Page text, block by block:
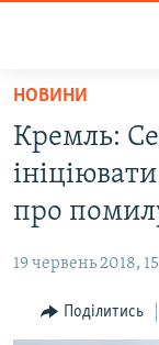
Перейти
основного
матеріалу
до
основної
навігації
Перейти
до
ВОДА.КРИМ
БЛОГИ
ПОГЛЯД
НОВИНИ
Кремль:
про
19 червень 2018,
Поділитись